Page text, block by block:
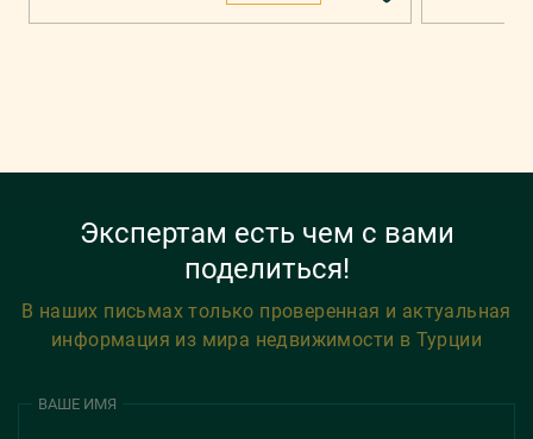
Экспертам есть чем с вами
поделиться!
В наших письмах только проверенная и актуальная
информация из мира недвижимости в Турции
ВАШЕ ИМЯ